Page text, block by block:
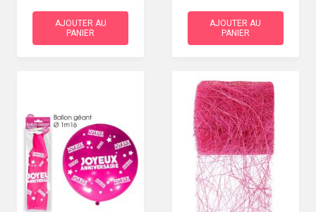
AJOUTER AU
PANIER
AJOUTER AU
PANIER